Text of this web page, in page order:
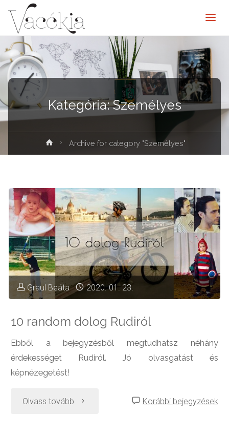
Kategória:Személyes
elenítése
Archive for category "Személyes"
Graul Beáta 2020. 01. 23.
10 random dolog Rudiról
Ebből a bejegyzésből megtudhatsz néhány
érdekességet Rudiról. Jó olvasgatást és
képnézegetést!
Olvass tovább "10 Korábbi bejegyzések